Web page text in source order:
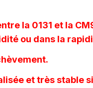
la 0131 et la
ou dans la
et très stable